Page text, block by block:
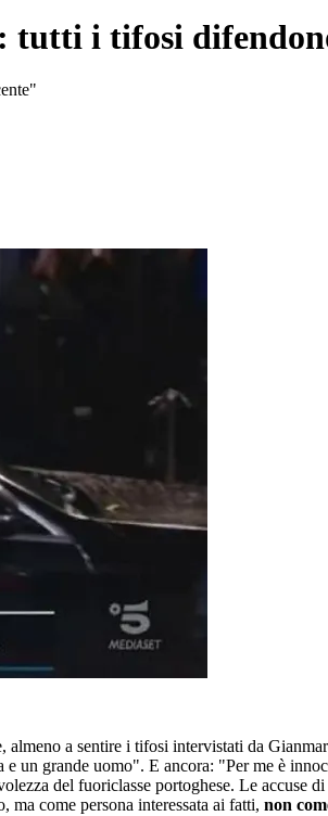
tutti i tifosi
almeno a sentire i tifosi intervistati da
un grande uomo". E ancora: "Per me è
del fuoriclasse portoghese. Le accuse di
come persona interessata ai fatti, non